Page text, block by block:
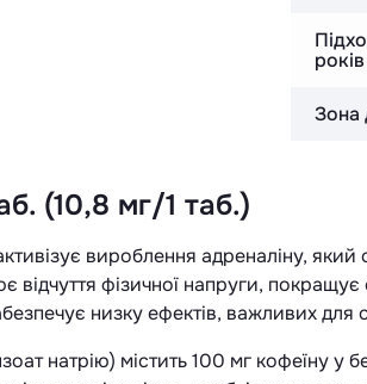
років
Зона
(10,8 мг/1 таб.)
вироблення адреналіну,
фізичної напруги, покращує
низку ефектів, важливих для
натрію) містить 100 мг кофеїну у